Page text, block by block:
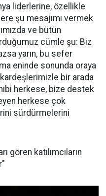
liderlerine, özellikle
şu mesajımı vermek
ve bütün
cümle şu: Biz
yarın, bu sefer
eninde sonunda oraya
bir arada
herkese, bize destek
herkese çok
sürdürmelerini
gören katılımcıların